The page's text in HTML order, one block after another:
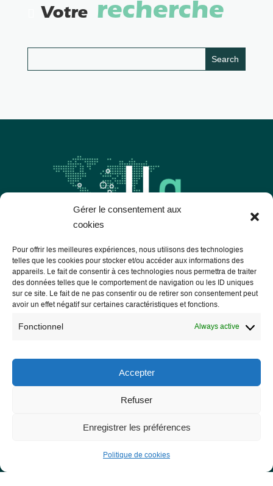
Gérer le consentement aux
cookies
Pour offrir les meilleures expériences, nous utilisons des technologies
telles que les cookies pour stocker et/ou accéder aux informations des
appareils. Le fait de consentir à ces technologies nous permettra de traiter
des données telles que le comportement de navigation ou les ID uniques
sur ce site. Le fait de ne pas consentir ou de retirer son consentement peut
avoir un effet négatif sur certaines caractéristiques et fonctions.
Fonctionnel Always active
Accepter
Refuser
Enregistrer les préférences
Politique de cookies
Votrerecherche
Les Libres Géographes
28 rue Hoche